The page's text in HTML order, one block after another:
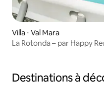
Villa ⋅ Val Mara
La Rotonda – par Happy
Destinations à